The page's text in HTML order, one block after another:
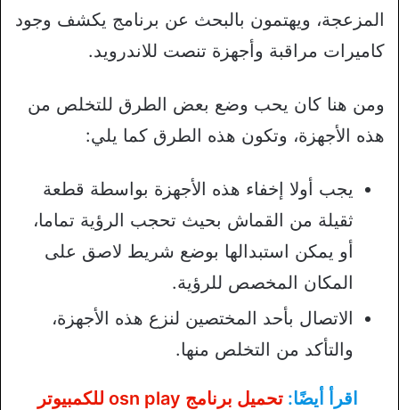
المزعجة، ويهتمون بالبحث عن برنامج يكشف وجود
كاميرات مراقبة وأجهزة تنصت للاندرويد.
ومن هنا كان يحب وضع بعض الطرق للتخلص من
هذه الأجهزة، وتكون هذه الطرق كما يلي:
يجب أولا إخفاء هذه الأجهزة بواسطة قطعة
ثقيلة من القماش بحيث تحجب الرؤية تماما،
أو يمكن استبدالها بوضع شريط لاصق على
المكان المخصص للرؤية.
الاتصال بأحد المختصين لنزع هذه الأجهزة،
والتأكد من التخلص منها.
اقرأ أيضًا:تحميل برنامج osn play للكمبيوتر